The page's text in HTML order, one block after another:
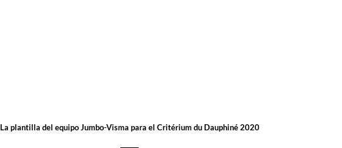
La plantilla del equipo Jumbo-Visma para el Critérium du Dauphiné 2020